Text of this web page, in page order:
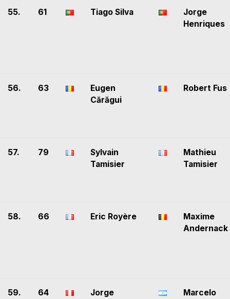
55. 61 Tiago Silva
Jorge
Henriques
56. 63
Eugen
Cărăgui
Robert Fus
57. 79
Sylvain
Tamisier
Mathieu
Tamisier
58. 66 Eric Royère
Maxime
Andernack
59. 64
Jorge
Marcelo